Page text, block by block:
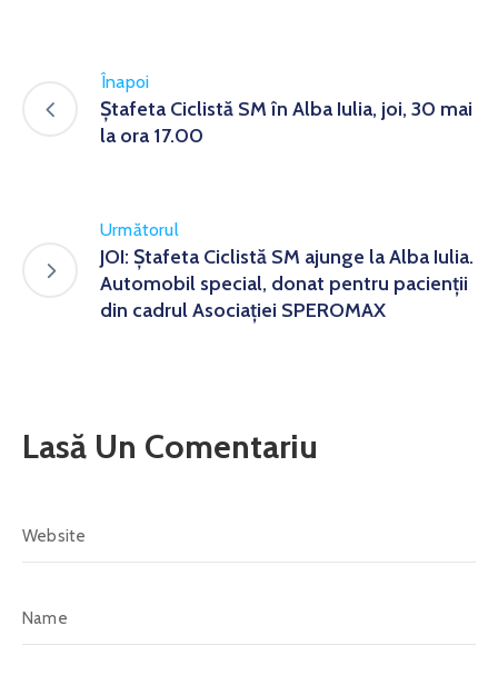
Înapoi
Ștafeta Ciclistă SM în Alba Iulia, joi, 30 mai
la ora 17.00
Următorul
JOI: Ștafeta Ciclistă SM ajunge la Alba Iulia.
Automobil special, donat pentru pacienții
din cadrul Asociației SPEROMAX
Lasă Un Comentariu